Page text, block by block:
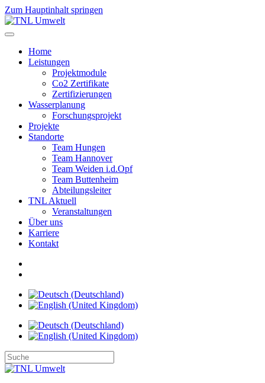
Zum Hauptinhalt springen
Home
Leistungen
Projektmodule
Co2 Zertifikate
Zertifizierungen
Wasserplanung
Forschungsprojekt
Projekte
Standorte
Team Hungen
Team Hannover
Team Weiden i.d.Opf
Team Buttenheim
Abteilungsleiter
TNL Aktuell
Veranstaltungen
Über uns
Karriere
Kontakt